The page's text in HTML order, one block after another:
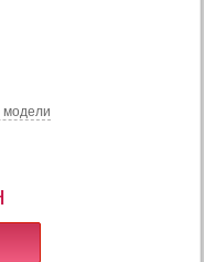
модели